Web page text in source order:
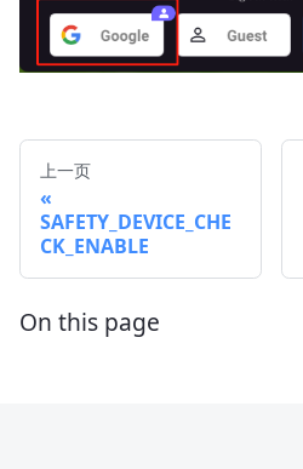
上一页
SAFETY_DEVICE_CHE
CK_ENABLE